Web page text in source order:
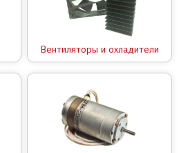
Вентиляторы и охладители